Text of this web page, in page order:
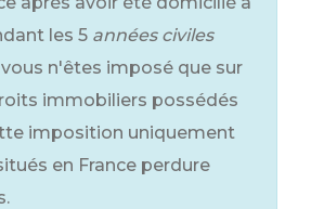
les 5 années civiles
n'êtes imposé que sur
immobiliers possédés
imposition uniquement
en France perdure